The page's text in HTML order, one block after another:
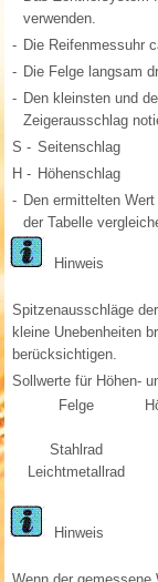
verwenden.
- Die Reifenmessuhr
- Die Felge langsam
- Den kleinsten und
Zeigerausschlag
S - Seitenschlag
H - Höhenschlag
- Den ermittelten
der Tabelle
Hinweis
Spitzenausschläge
kleine Unebenheiten
berücksichtigen.
Sollwerte für Höhen-
Felge
Stahlrad
Leichtmetallrad
Hinweis